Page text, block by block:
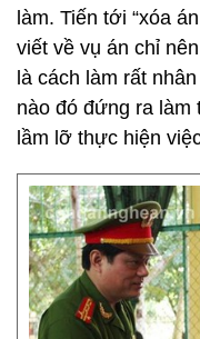
làm. Tiến tới “xóa
viết về vụ án chỉ
là cách làm rất
nào đó đứng ra
lầm lỡ thực hiện